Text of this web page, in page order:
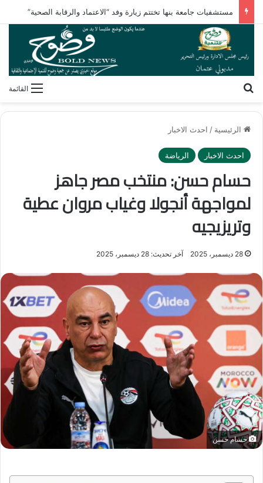
مستشفيات جامعة بنها تختتم زيارة وفد “الاعتماد والرقابة الصحية”
القائمة
الرئيسية / احدث الاخبار
احدث الاخبار الرياضة
حسام حسن: منتخب مصر جاهز
لمواجهة أنجولا وغياب مروان عطية
وتريزيجيه
28 ديسمبر، 2025 آخر تحديث: 28 ديسمبر، 2025
حسام حسن